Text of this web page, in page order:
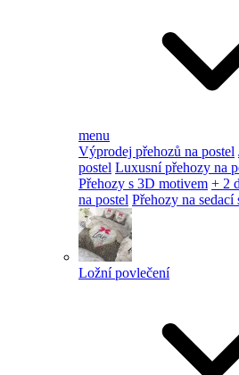
menu
Výprodej přehozů na postel
postel Luxusní přehozy na
Přehozy s 3D motivem + 2
na postel Přehozy na sedací
Ložní povlečení